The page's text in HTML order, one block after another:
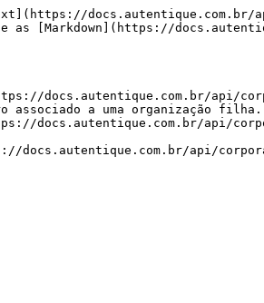
[Markdown](https://
docs.autentique.com.br/api/
associado a uma organização filha.
docs.autentique.com.br/api/
api/